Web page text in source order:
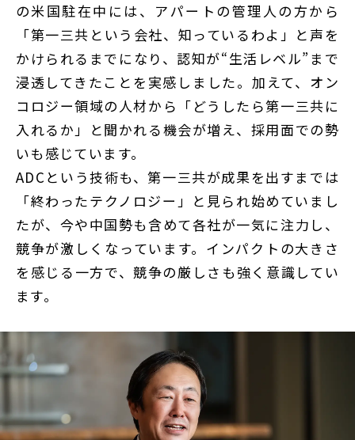
の米国駐在中には、アパートの管理人の方から
「第一三共という会社、知っているわよ」と声を
かけられるまでになり、認知が“生活レベル”まで
浸透してきたことを実感しました。加えて、オン
コロジー領域の人材から「どうしたら第一三共に
入れるか」と聞かれる機会が増え、採用面での勢
いも感じています。
ADCという技術も、第一三共が成果を出すまでは
「終わったテクノロジー」と見られ始めていまし
たが、今や中国勢も含めて各社が一気に注力し、
競争が激しくなっています。インパクトの大きさ
を感じる一方で、競争の厳しさも強く意識してい
ます。